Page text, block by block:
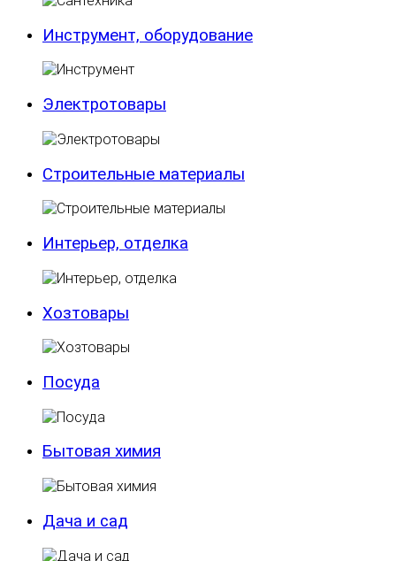
Инструмент, оборудование
Электротовары
Строительные материалы
Интерьер, отделка
Хозтовары
Посуда
Бытовая химия
Дача и сад